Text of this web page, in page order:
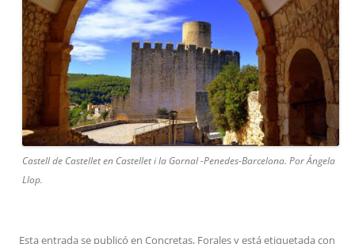
Castell de Castellet en Castellet i la Gornal -Penedes-Barcelona. Por Ángela
Llop.
Esta entrada se publicó en Concretas, Foralesy está etiquetada con